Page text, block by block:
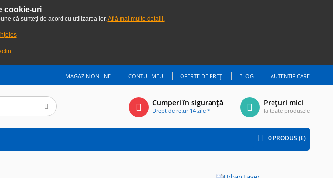
cookie-uri
că sunteți de acord cu utilizarea lor.Află mai multe detalii.
CONTUL MEU OFERTE DE PREȚ BLOG AUTENTIFICARE
MAGAZIN ONLINE
Cumperi în siguranță
Drept de retur 14 zile *
Prețuri mici
la toate produsele
0 PRODUS (E)